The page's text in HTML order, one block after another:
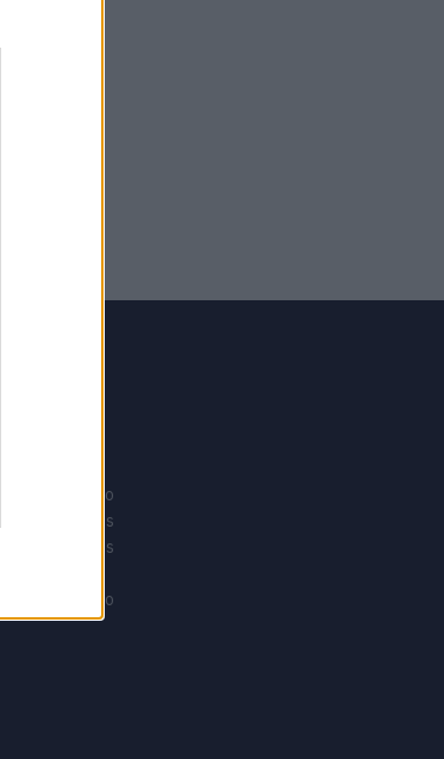
Offroad moto
Revistacarros
Revistamotos
Mundonautico